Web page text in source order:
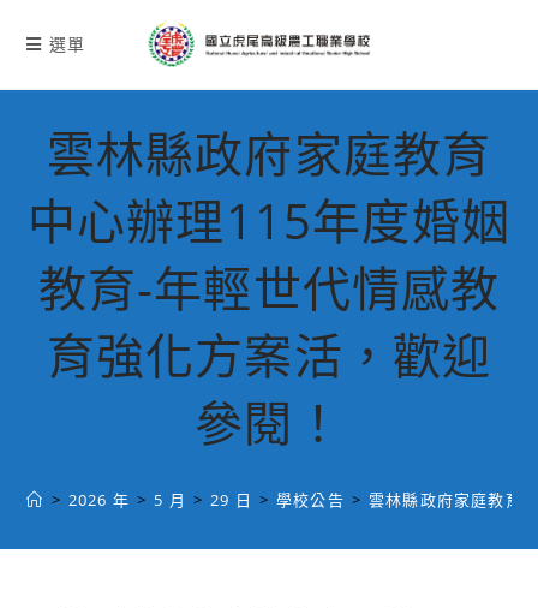
選單
雲林縣政府家庭教育
中心辦理115年度婚姻
教育-年輕世代情感教
育強化方案活，歡迎
參閱！
> 2026 年 > 5 月 > 29 日 > 學校公告 > 雲林縣政府家庭教育